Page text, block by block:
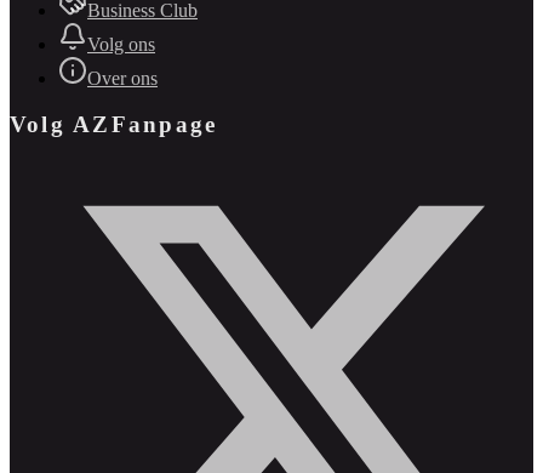
Business Club
Volg ons
Over ons
Volg AZFanpage